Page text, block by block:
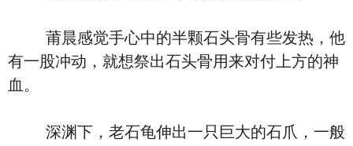
莆晨感觉手心中的半颗石头骨有些发热，他
有一股冲动，就想祭出石头骨用来对付上方的神
血。
深渊下，老石龟伸出一只巨大的石爪，一般